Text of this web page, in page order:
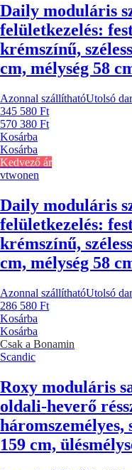
Daily moduláris
felületkezelés:
krémszínű,
cm, mélység 58
Azonnal szállíthatóUtolsó
345 580 Ft
570 380 Ft
Kosárba
Kosárba
Kedvező ár
vtwonen
Daily moduláris
felületkezelés:
krémszínű,
cm, mélység 58
Azonnal szállíthatóUtolsó
286 580 Ft
Kosárba
Kosárba
Csak a Bonamin
Scandic
Roxy moduláris
oldali-heverő
háromszemélyes,
159 cm,